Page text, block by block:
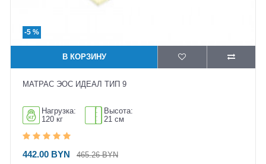
-5 %
В КОРЗИНУ
МАТРАС ЭОС ИДЕАЛ ТИП 9
Нагрузка:
120 кг
Высота:
21 см
442.00 BYN 465.26 BYN